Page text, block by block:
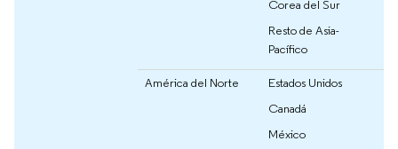
Corea del Sur
Resto de Asia-
Pacífico
América del Norte
Estados Unidos
Canadá
México